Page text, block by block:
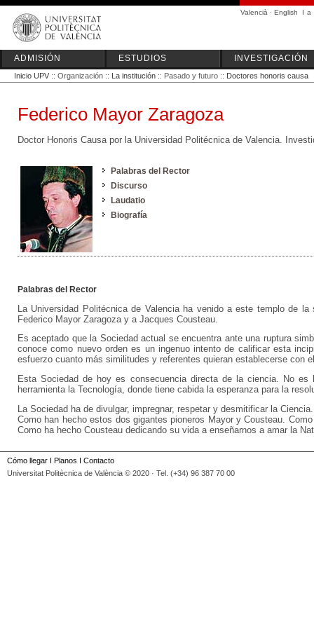
Valencià · English I a
ADMISIÓN ESTUDIOS INVESTIGACIÓN
Inicio UPV :: Organización :: La institución :: Pasado y futuro :: Doctores honoris causa
Federico Mayor Zaragoza
Doctor Honoris Causa por la Universidad Politécnica de Valencia.
Palabras del Rector
Discurso
Laudatio
Biografía
Palabras del Rector
La Universidad Politécnica de Valencia ha venido a este templo de
Federico Mayor Zaragoza y a Jacques Cousteau.
Es aceptado que la Sociedad actual se encuentra ante una ruptura
conoce como nuevo orden es un ingenuo intento de calificar esta
esfuerzo cuanto más similitudes y referentes quieran establecerse con
Esta Sociedad de hoy es consecuencia directa de la ciencia. No
herramienta la Tecnología, donde tiene cabida la esperanza para la
La Sociedad ha de divulgar, impregnar, respetar y desmitificar la
Como han hecho estos dos gigantes pioneros Mayor y Cousteau.
Como ha hecho Cousteau dedicando su vida a enseñarnos a amar la
Cómo llegar I Planos I Contacto
Universitat Politècnica de València © 2020 · Tel. (+34) 96 387 70 00